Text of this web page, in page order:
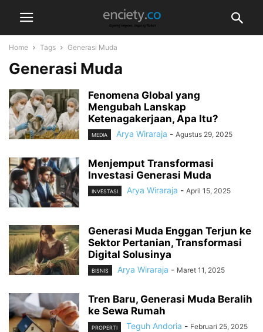
Home Tags Generasi Muda
Generasi Muda
Fenomena Global yang
Mengubah Lanskap
Ketenagakerjaan, Apa Itu?
MEDIA Arya Wiraraja - Agustus 29, 2025
Menjemput Transformasi
Investasi Generasi Muda
INVESTASI Arya Wiraraja - April 15, 2025
Generasi Muda Enggan Terjun ke
Sektor Pertanian, Transformasi
Digital Solusinya
BISNIS Arya Wiraraja - Maret 11, 2025
Tren Baru, Generasi Muda Beralih
ke Sewa Rumah
PROPERTI Teguh Andoria - Februari 25, 2025